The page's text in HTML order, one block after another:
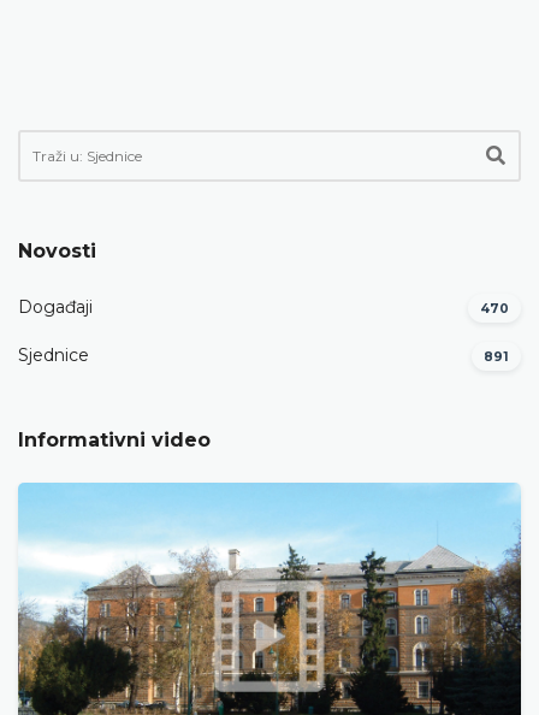
Novosti
Događaji 470
Sjednice 891
Informativni video